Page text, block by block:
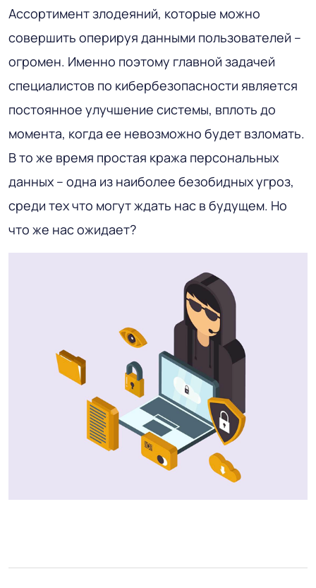
Ассортимент злодеяний, которые можно
совершить оперируя данными пользователей –
огромен. Именно поэтому главной задачей
специалистов по кибербезопасности является
постоянное улучшение системы, вплоть до
момента, когда ее невозможно будет взломать.
В то же время простая кража персональных
данных – одна из наиболее безобидных угроз,
среди тех что могут ждать нас в будущем. Но
что же нас ожидает?